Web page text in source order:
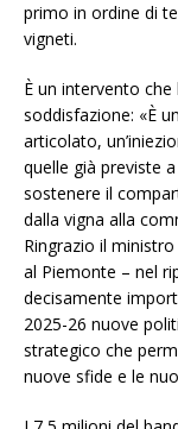
primo in ordine di
vigneti.
È un intervento che
soddisfazione: «È
articolato,
quelle già previste
sostenere il
dalla vigna alla
Ringrazio il
al Piemonte – nel
decisamente
2025-26 nuove
strategico che
nuove sfide e le